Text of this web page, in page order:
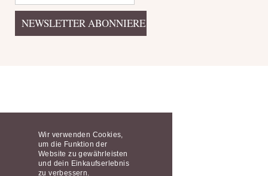
Wir verwenden Cookies,
um die Funktion der
Website zu gewährleisten
und dein Einkaufserlebnis
zu verbessern.